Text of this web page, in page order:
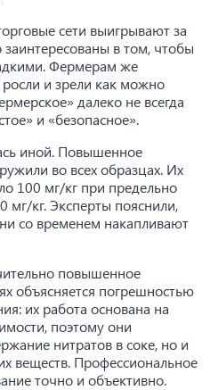
сети выигрывают за
в том, чтобы
Фермерам же
и зрели как можно
далеко не всегда
и «безопасное».
иной. Повышенное
во всех образцах. Их
100 мг/кг при предельно
мг/кг. Эксперты пояснили,
со временем накапливают
повышенное
объясняется погрешностью
их работа основана на
поэтому они
нитратов в соке, но и
веществ. Профессиональное
точно и объективно.